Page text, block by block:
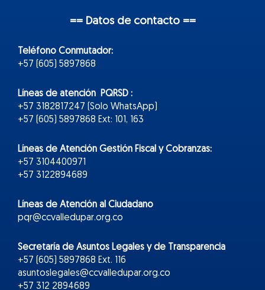
== Datos de contacto ==
Teléfono Conmutador:
+57 (605) 5897868
Líneas de atención PQRSD :
+57 3182817247 (Solo WhatsApp)
+57 (605) 5897868 Ext: 101, 163
Líneas de Atención Gestión Fiscal y Cobranzas:
+57 3104400971
+57 3122894689
Líneas de Atención al Ciudadano
pqr@ccvalledupar.org.co
Secretaría de Asuntos Legales y de Transparencia
+57 (605) 5897868 Ext. 116
asuntoslegales@ccvalledupar.org.co
+57 312 2894689